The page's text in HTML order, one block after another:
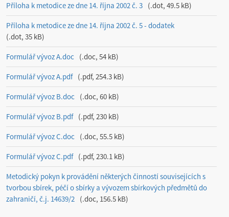
Příloha k metodice ze dne 14. října 2002 č. 3 .dot, 49.5 kB
Příloha k metodice ze dne 14. října 2002 č. 5 - dodatek
.dot, 35 kB
Formulář vývoz A.doc .doc, 54 kB
Formulář vývoz A.pdf .pdf, 254.3 kB
Formulář vývoz B.doc .doc, 60 kB
Formulář vývoz B.pdf .pdf, 230 kB
Formulář vývoz C.doc .doc, 55.5 kB
Formulář vývoz C.pdf .pdf, 230.1 kB
Metodický pokyn k provádění některých činností souvisejících s
tvorbou sbírek, péčí o sbírky a vývozem sbírkových předmětů do
zahraničí, č.j. 14639/2
.doc, 156.5 kB